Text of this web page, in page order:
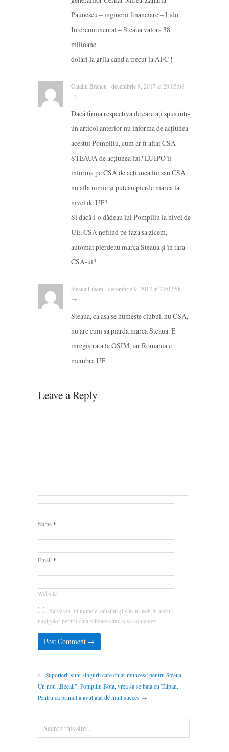
Paunescu – inginerii financiare – Lido
Intercontinental – Steaua valora 38
milioane
dolari la grila cand a trecut la AFC !
Catalin Brancu · decembrie 9, 2017 at 20:03:08 ·
→
Dacă firma respectiva de care ați spus intr-
un articol anterior nu informa de acțiunea
acestui Pompiliu, cum ar fi aflat CSA
STEAUA de acțiunea lui? EUIPO îi
informa pe CSA de acțiunea lui sau CSA
nu afla nimic și puteau pierde marca la
nivel de UE?
Si dacă i-o dădeau lui Pompiliu la nivel de
UE, CSA nefiind pe faza sa zicem,
automat pierdeau marca Steaua și în tara
CSA-ul?
Steaua Libera · decembrie 9, 2017 at 21:02:58 ·
→
Steaua, ca asa se numeste clubul, nu CSA,
nu are cum sa piarda marca Steaua. E
inregistrata la OSIM, iar Romania e
membra UE.
Leave a Reply
Name *
Email *
Website
Salvează-mi numele, emailul și site-ul web în acest
navigator pentru data viitoare când o să comentez.
← Suporterii sunt singurii care chiar muncesc pentru Steaua
Un nou „Becali”, Pompiliu Bota, vrea sa se bata cu Talpan.
Pentru ca primul a avut atat de mult succes →